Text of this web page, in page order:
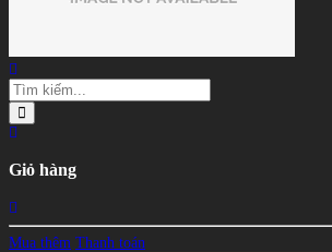
Giỏ hàng
Mua thêm Thanh toán